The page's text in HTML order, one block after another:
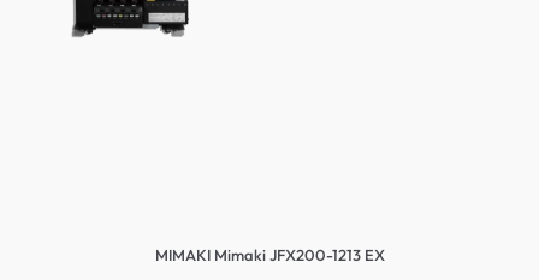
MIMAKI Mimaki JFX200-1213 EX